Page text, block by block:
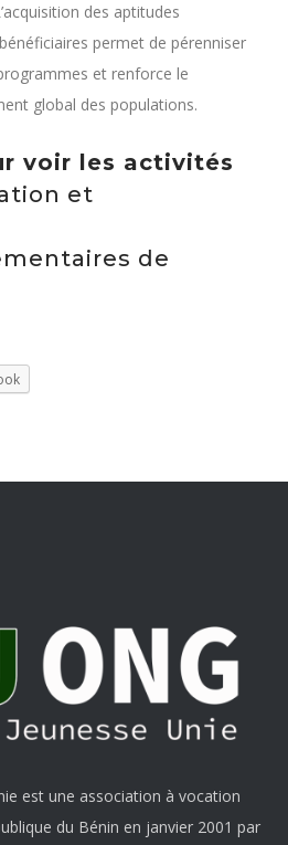
des aptitudes
permet de pérenniser
et renforce le
global des populations.
voir les activités
et
de
est une association à vocation
du Bénin en janvier 2001 par